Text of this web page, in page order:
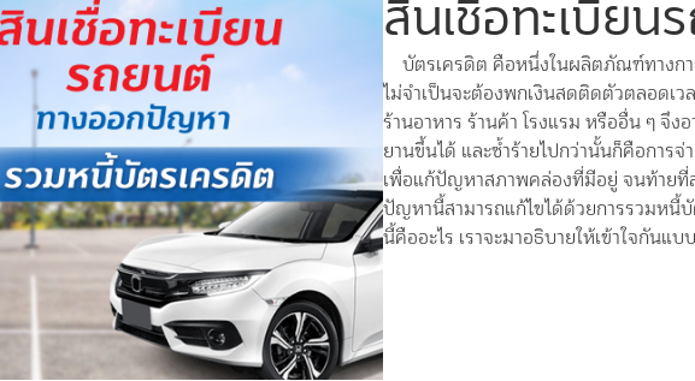
สินเชื่อทะเบียน
บัตรเครดิต คือหนึ่งในผลิตภัณฑ์ทางกา
ไม่จำเป็นจะต้องพกเงินสดติดตัวตลอดเว
ร้านอาหาร ร้านค้า โรงแรม หรืออื่น ๆ จึ
ยานขึ้นได้ และซ้ำร้ายไปกว่านั้นก็คือการ
เพื่อแก้ปัญหาสภาพคล่องที่มีอยู่ จนท้าย
ปัญหานี้สามารถแก้ไขได้ด้วยการรวมหนี้
นี้คืออะไร เราจะมาอธิบายให้เข้าใจกันแ